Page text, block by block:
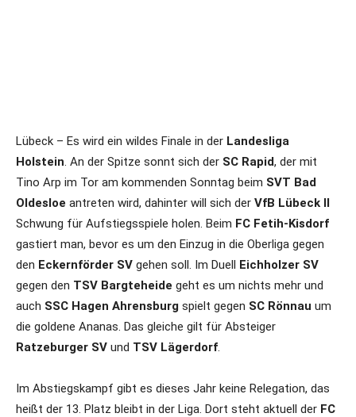
Lübeck – Es wird ein wildes Finale in der Landesliga
Holstein. An der Spitze sonnt sich der SC Rapid, der mit
Tino Arp im Tor am kommenden Sonntag beim SVT Bad
Oldesloe antreten wird, dahinter will sich der VfB Lübeck II
Schwung für Aufstiegsspiele holen. Beim FC Fetih-Kisdorf
gastiert man, bevor es um den Einzug in die Oberliga gegen
den Eckernförder SV gehen soll. Im Duell Eichholzer SV
gegen den TSV Bargteheide geht es um nichts mehr und
auch SSC Hagen Ahrensburg spielt gegen SC Rönnau um
die goldene Ananas. Das gleiche gilt für Absteiger
Ratzeburger SV und TSV Lägerdorf.
Im Abstiegskampf gibt es dieses Jahr keine Relegation, das
heißt der 13. Platz bleibt in der Liga. Dort steht aktuell der FC